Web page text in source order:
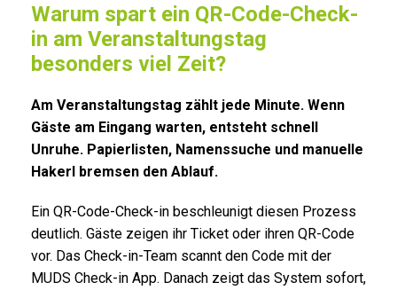
Warum spart ein QR-Code-Check-
in am Veranstaltungstag
besonders viel Zeit?
Am Veranstaltungstag zählt jede Minute. Wenn
Gäste am Eingang warten, entsteht schnell
Unruhe. Papierlisten, Namenssuche und manuelle
Hakerl bremsen den Ablauf.
Ein QR-Code-Check-in beschleunigt diesen Prozess
deutlich. Gäste zeigen ihr Ticket oder ihren QR-Code
vor. Das Check-in-Team scannt den Code mit der
MUDS Check-in App. Danach zeigt das System sofort,